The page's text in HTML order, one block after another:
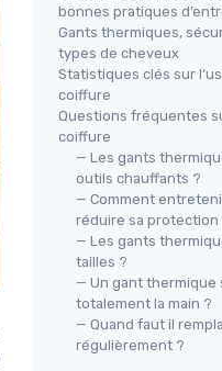
bonnes pratiques
Gants thermiques,
types de cheveux
Statistiques clés sur
coiffure
Questions fréquentes
coiffure
— Les gants
outils chauffants ?
— Comment
réduire sa protection
— Les gants
tailles ?
— Un gant
totalement la main ?
— Quand faut il
régulièrement ?